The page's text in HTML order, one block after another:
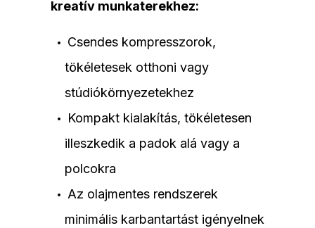
kreatív munkaterekhez:
Csendes kompresszorok,
tökéletesek otthoni vagy
stúdiókörnyezetekhez
Kompakt kialakítás, tökéletesen
illeszkedik a padok alá vagy a
polcokra
Az olajmentes rendszerek
minimális karbantartást igényelnek